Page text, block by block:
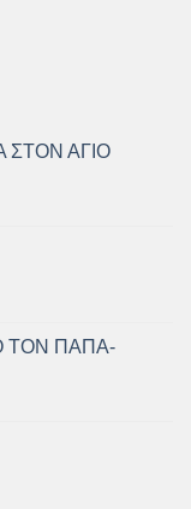
ΣΤΟΝ ΑΓΙΟ
ΤΟΝ ΠΑΠΑ-